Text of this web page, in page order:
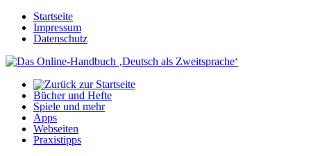
Startseite
Impressum
Datenschutz
Bücher und Hefte
Spiele und mehr
Apps
Webseiten
Praxistipps